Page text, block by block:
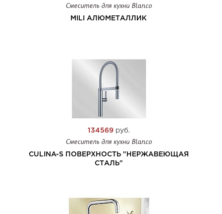
Смеситель для кухни Blanco
MILI АЛЮМЕТАЛЛИК
134569руб.
Смеситель для кухни Blanco
CULINA-S ПОВЕРХНОСТЬ "НЕРЖАВЕЮЩАЯ
СТАЛЬ"